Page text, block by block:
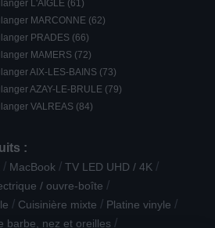
L'AIGLE (61)
MARCONNE (62)
PRADES (66)
MAMERS (72)
AIX-LES-BAINS (73)
AZAY-LE-BRULE (79)
VALREAS (84)
:
/ MacBook / TV LED UHD / 4K /
/ ouvre-boîte /
/ Cuisinière mixte / Platine vinyle /
barbe, nez et oreilles /